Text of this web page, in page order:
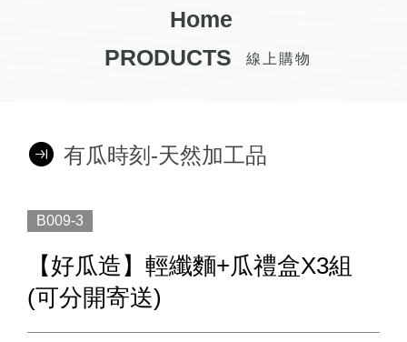
Home
PRODUCTS
線上購物
有瓜時刻-天然加工品
B009-3
【好瓜造】輕纖麵+瓜禮盒X3組
(可分開寄送)
訂單查詢